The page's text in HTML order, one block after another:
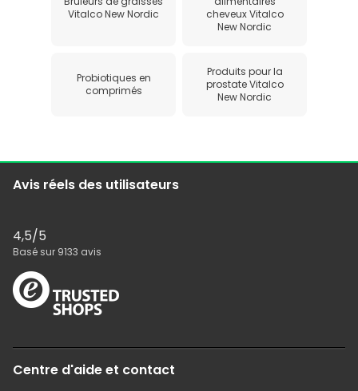
Vitalco New Nordic
cheveux Vitalco
New Nordic
Probiotiques en
comprimés
Produits pour la
prostate Vitalco
New Nordic
Avis réels des utilisateurs
4,5/5
Basé sur 9133 avis
Centre d'aide et contact